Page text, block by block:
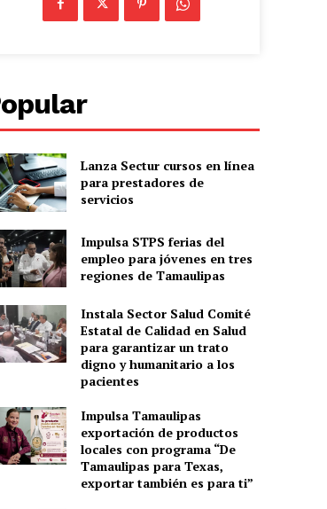
Lanza Sectur cursos en línea
para prestadores de
servicios
Impulsa STPS ferias del
empleo para jóvenes en tres
regiones de Tamaulipas
Instala Sector Salud Comité
Estatal de Calidad en Salud
para garantizar un trato
digno y humanitario a los
pacientes
Impulsa Tamaulipas
exportación de productos
locales con programa “De
Tamaulipas para Texas,
exportar también es para ti”